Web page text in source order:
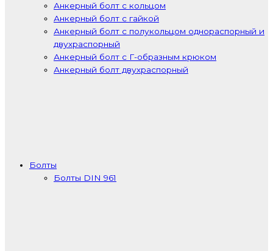
Анкерный болт с кольцом
Анкерный болт с гайкой
Анкерный болт с полукольцом однораспорный и
двухраспорный
Анкерный болт с Г-образным крюком
Анкерный болт двухраспорный
Болты
Болты DIN 961